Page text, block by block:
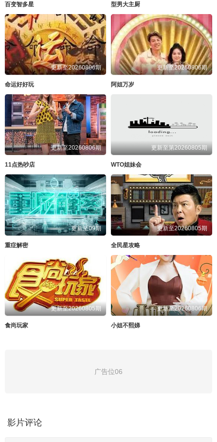
百变智多星 型男大主厨
更新至20260806期
命运好好玩
更新至20260806期
阿姐万岁
更新至20260806期
11点热吵店
更新至第20260805期
WTO姐妹会
更新至09期
重症解密
更新至20260805期
全民星攻略
更新至20260805期
食尚玩家
更新至20260806期
小姐不熙娣
广告位06
影片评论